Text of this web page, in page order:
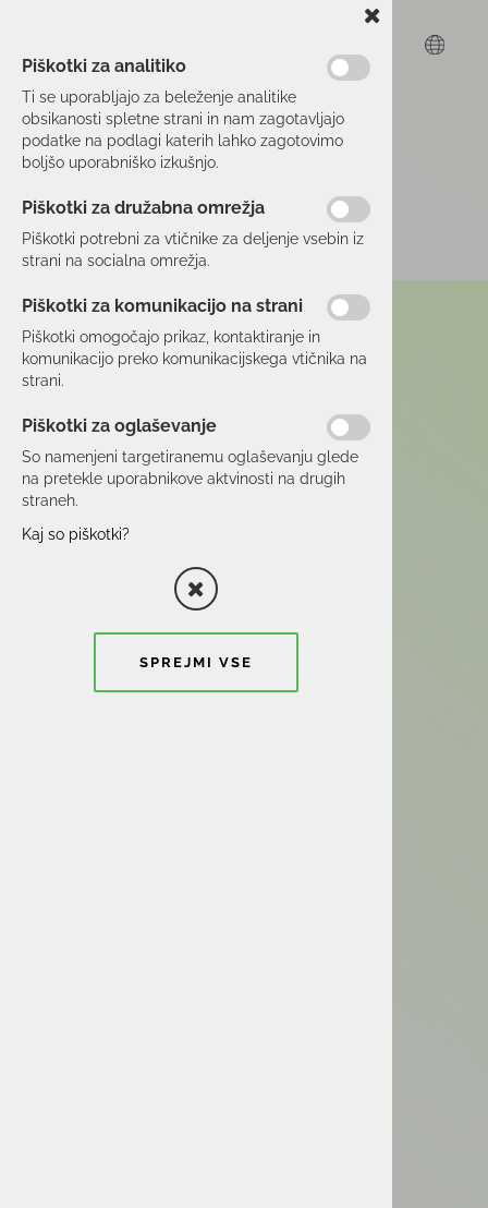
Piškotki za analitiko
Ti se uporabljajo za beleženje analitike
obsikanosti spletne strani in nam zagotavljajo
podatke na podlagi katerih lahko zagotovimo
boljšo uporabniško izkušnjo.
Piškotki za družabna omrežja
Piškotki potrebni za vtičnike za deljenje vsebin iz
strani na socialna omrežja.
Piškotki za komunikacijo na strani
Piškotki omogočajo prikaz, kontaktiranje in
komunikacijo preko komunikacijskega vtičnika na
strani.
Piškotki za oglaševanje
So namenjeni targetiranemu oglaševanju glede
na pretekle uporabnikove aktvinosti na drugih
straneh.
Kaj so piškotki?
SPREJMI VSE